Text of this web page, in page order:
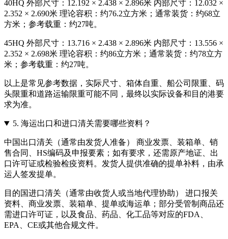
40HQ 外部尺寸：12.192 × 2.438 × 2.896米 内部尺寸：12.032 ×
2.352 × 2.690米 理论容积：约76.2立方米；通常装货：约68立
方米；参考载重：约27吨。
45HQ 外部尺寸：13.716 × 2.438 × 2.896米 内部尺寸：13.556 ×
2.352 × 2.698米 理论容积：约86立方米；通常装货：约78立方
米；参考载重：约27吨。
以上是常见参考数据，实际尺寸、箱体自重、船公司限重、码
头限重和道路运输限重可能不同，最终以实际设备和目的港要
求为准。
5. 海运出口和进口清关需要哪些资料？
中国出口清关（通常由发货人准备） 商业发票、装箱单、销
售合同、HS编码及申报要素；如有要求，还需原产地证、出
口许可证或检验检疫资料。发货人提供准确的提单补料，由承
运人签发提单。
目的国进口清关（通常由收货人或当地代理协助） 进口报关
资料、商业发票、装箱单、提单或海运单；部分受管制商品还
需进口许可证，以及食品、药品、化工品等对应的FDA、
EPA、CE或其他合规文件。